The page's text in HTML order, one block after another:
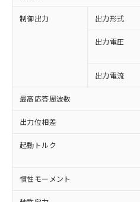
制御出力 出力形式
出力電圧
出力電流
最高応答周波数
出力位相差
起動トルク
慣性モーメント対応済み：EU
非含有に対応した製品